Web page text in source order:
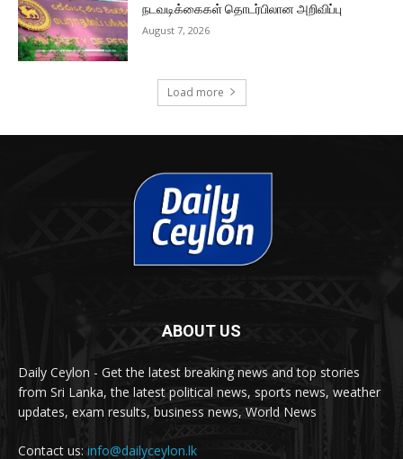
நடவடிக்கைகள் தொடர்பிலான அறிவிப்பு
August 7, 2026
Load more
ABOUT US
Daily Ceylon - Get the latest breaking news and top stories
from Sri Lanka, the latest political news, sports news, weather
updates, exam results, business news, World News
Contact us: info@dailyceylon.lk